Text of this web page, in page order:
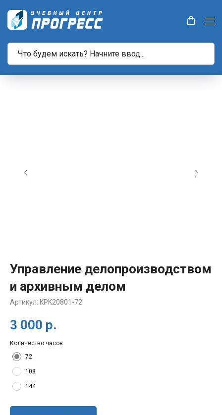
Управление делопроизводством
и архивным делом
Артикул: KPK20801-72
3 000 р.
Количество часов
72
108
144